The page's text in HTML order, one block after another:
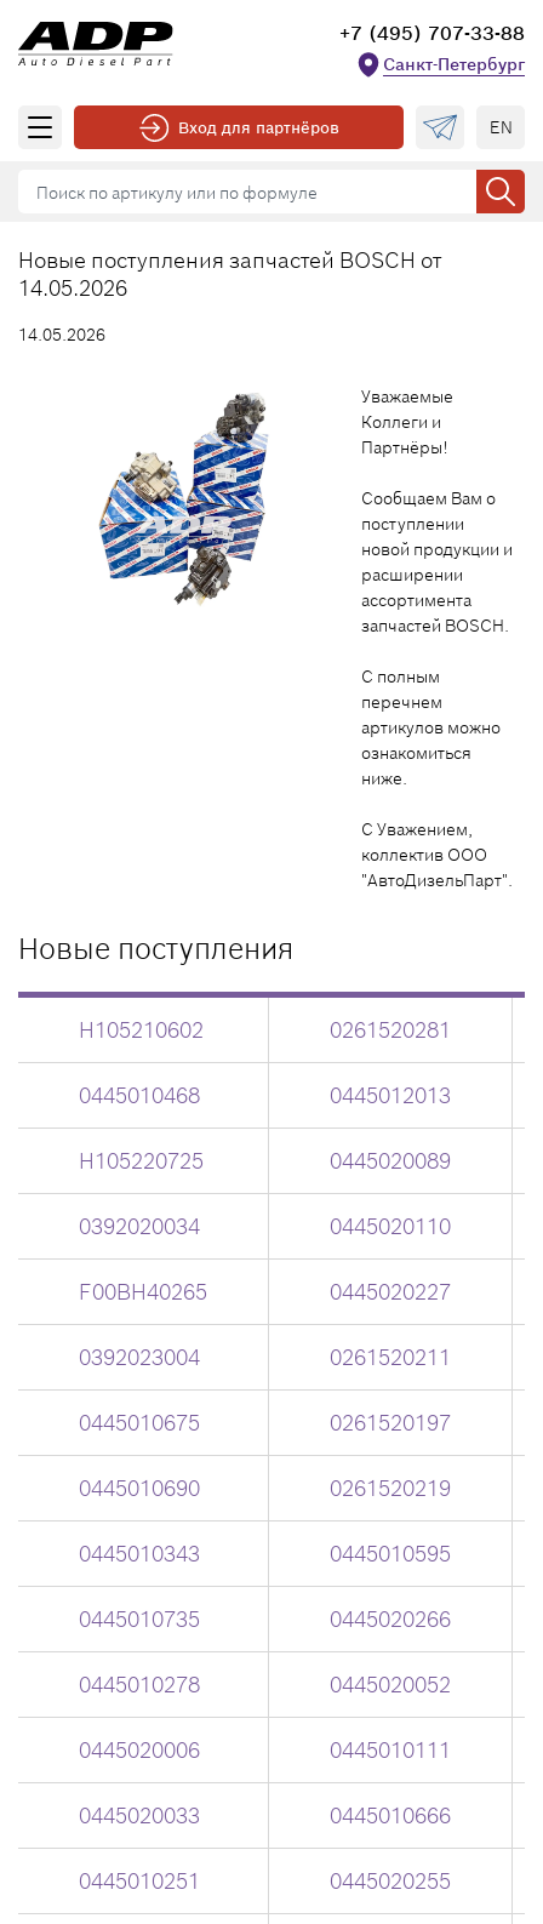
+7 (495) 707-33-88
Санкт-Петербург
Вход для партнёров EN
Новые поступления запчастей BOSCH от
14.05.2026
14.05.2026
Уважаемые
Коллеги и
Партнёры!
Сообщаем Вам о
поступлении
новой продукции и
расширении
ассортимента
запчастей BOSCH.
С полным
перечнем
артикулов можно
ознакомиться
ниже.
С Уважением,
коллектив ООО
"АвтоДизельПарт".
Новые поступления
H105210602 0261520281
0445010468 0445012013
H105220725 0445020089
0392020034 0445020110
F00BH40265 0445020227
0392023004 0261520211
0445010675 0261520197
0445010690 0261520219
0445010343 0445010595
0445010735 0445020266
0445010278 0445020052
0445020006 0445010111
0445020033 0445010666
0445010251 0445020255